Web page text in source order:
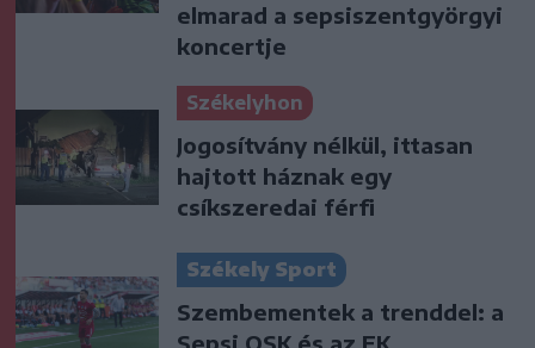
elmarad a sepsiszentgyörgyi
koncertje
Székelyhon
Jogosítvány nélkül, ittasan
hajtott háznak egy
csíkszeredai férfi
Székely Sport
Szembementek a trenddel: a